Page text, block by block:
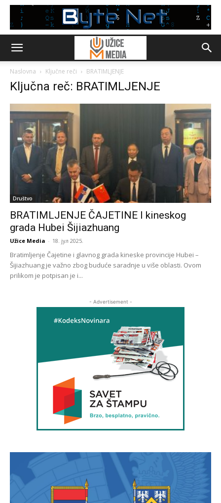
Naslovna Ključne reči BRATIMLJENJE
Ključna reč: BRATIMLJENJE
Društvo
BRATIMLJENJE ČAJETINE I kineskog
grada Hubei Šijiazhuang
Užice Media - 18. јул 2025.
Bratimljenje Čajetine i glavnog grada kineske provincije Hubei –
Šijiazhuang je važno zbog buduće saradnje u više oblasti. Ovom
prilikom je potpisan je i...
- Advertisement -